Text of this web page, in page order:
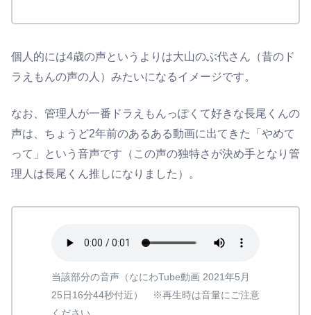
個人的には4歳の声というよりは大山のぶ代さん（昔のド
ラえもんの声の人）みたいになるイメージです。
なお、管理人が一番ドラえもんっぽくて好きな長尾くんの
声は、ちょうど2年前のあるある動画に出てきた「やめて
って」という音声です（この声の独特さが決め手となり管
理人は長尾くん推しになりました）。
当該部分の音声（なにわTube動画 2021年5月
25日16分44秒付近） ※再生時は音量にご注意